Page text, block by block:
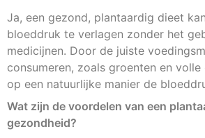
Ja, een gezond, plantaardig dieet
bloeddruk te verlagen zonder het
medicijnen. Door de juiste
consumeren, zoals groenten en volle
op een natuurlijke manier de
Wat zijn de voordelen van een
gezondheid?